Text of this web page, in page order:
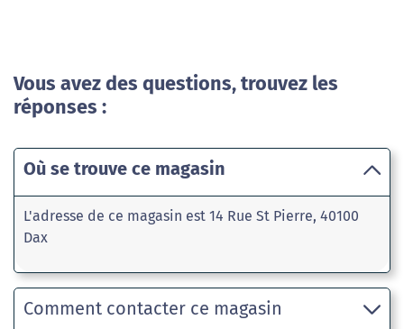
Vous avez des questions, trouvez les
réponses :
Où se trouve ce magasin
L'adresse de ce magasin est 14 Rue St Pierre, 40100
Dax
Comment contacter ce magasin